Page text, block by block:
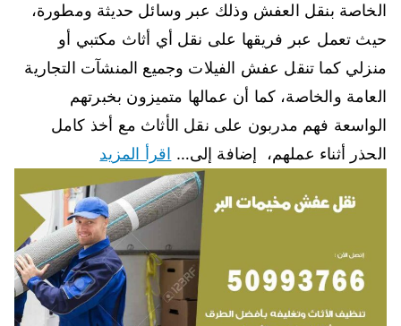
الخاصة بنقل العفش وذلك عبر وسائل حديثة ومطورة،
حيث تعمل عبر فريقها على نقل أي أثاث مكتبي أو
منزلي كما تنقل عفش الفيلات وجميع المنشآت التجارية
العامة والخاصة، كما أن عمالها متميزون بخبرتهم
الواسعة فهم مدربون على نقل الأثاث مع أخذ كامل
الحذر أثناء عملهم، إضافة إلى… اقرأ المزيد